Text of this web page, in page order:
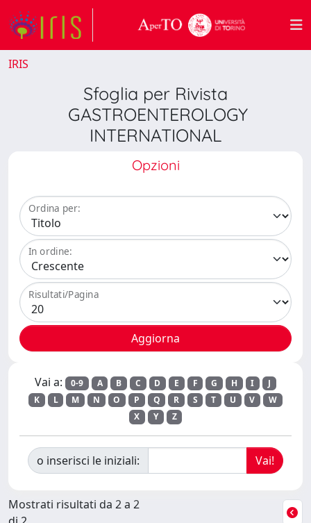
IRIS
Sfoglia per Rivista
GASTROENTEROLOGY
INTERNATIONAL
Opzioni
Ordina per:
In ordine:
Risultati/Pagina
Vai a: 0-9 A B C D E F G H I
J
K
L M N O P Q R S T U V
W
X
Y Z
o inserisci le iniziali:
Mostrati risultati da 2 a 2